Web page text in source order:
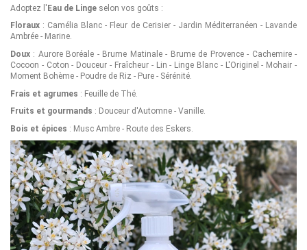
Adoptez l'Eau de Linge selon vos goûts :
Floraux : Camélia Blanc - Fleur de Cerisier - Jardin Méditerranéen - Lavande
Ambrée - Marine.
Doux : Aurore Boréale - Brume Matinale - Brume de Provence - Cachemire -
Cocoon - Coton - Douceur - Fraîcheur - Lin - Linge Blanc - L'Originel - Mohair -
Moment Bohème - Poudre de Riz - Pure - Sérénité.
Frais et agrumes : Feuille de Thé.
Fruits et gourmands : Douceur d'Automne - Vanille.
Bois et épices : Musc Ambre - Route des Eskers.